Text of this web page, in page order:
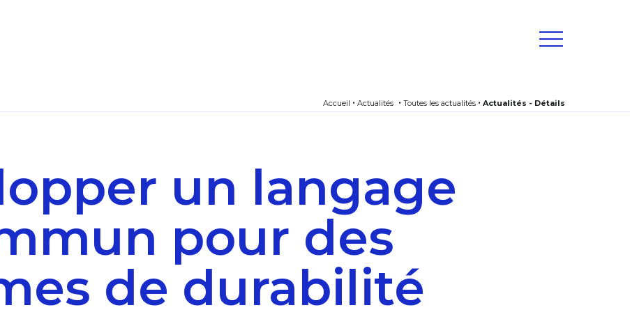
Accueil Actualités Toutes les actualités Actualités - Détails
un langage
pour des
de durabilité